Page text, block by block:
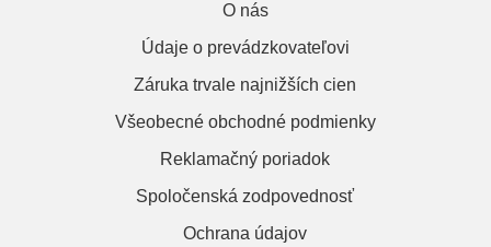
O nás
Údaje o prevádzkovateľovi
Záruka trvale najnižších cien
Všeobecné obchodné podmienky
Reklamačný poriadok
Spoločenská zodpovednosť
Ochrana údajov